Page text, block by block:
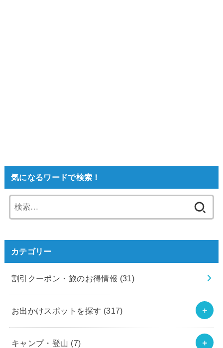
気になるワードで検索！
索:
カテゴリー
割引クーポン・旅のお得情報 (31)
お出かけスポットを探す (317)
キャンプ・登山 (7)